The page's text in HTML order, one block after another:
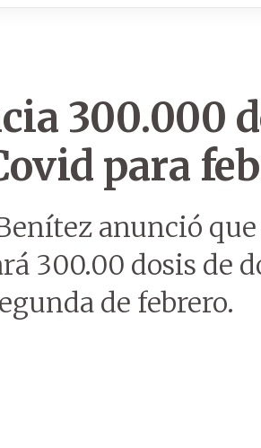
300.000
para
anunció
300.00 dosis de
de febrero.